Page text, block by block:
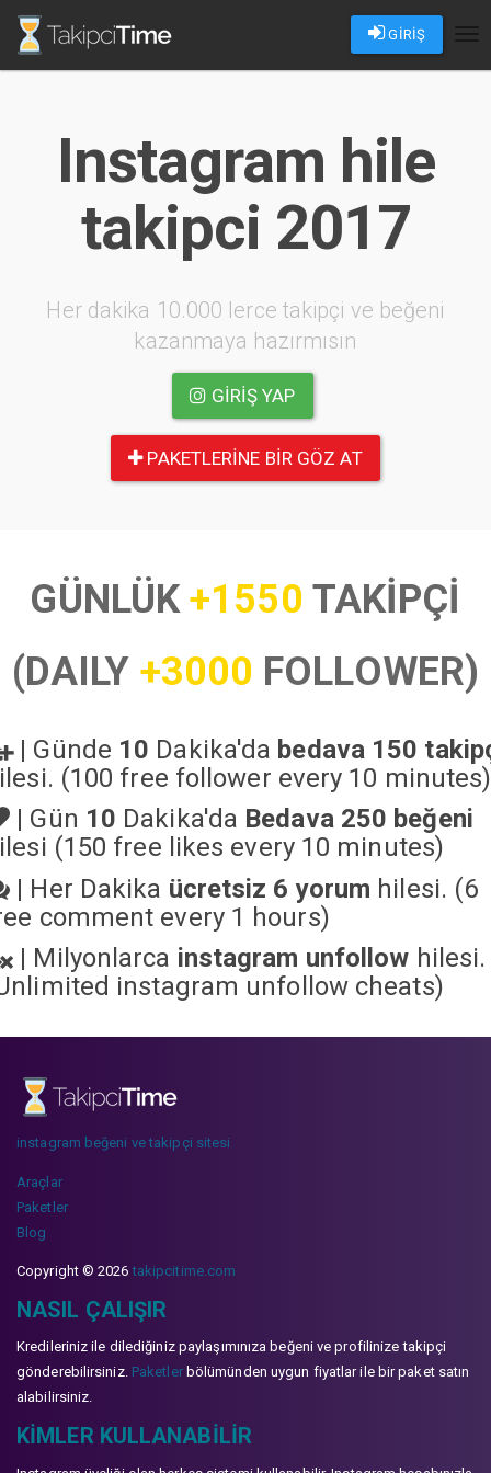
GİRİŞ
Instagram hile
takipci 2017
Her dakika 10.000 lerce takipçi ve beğeni
kazanmaya hazırmısın
GIRIŞ YAP
PAKETLERINE BIR GÖZ AT
GÜNLÜK+1550 TAKİPÇİ
(DAILY +3000 FOLLOWER)
| Günde 10 Dakika'da bedava 150
(100 free follower every 10 minutes)
| Gün 10 Dakika'da Bedava 250 beğeni
(150 free likes every 10 minutes)
| Her Dakika ücretsiz 6 yorum hilesi. (6
comment every 1 hours)
| Milyonlarca instagram unfollow hilesi.
instagram unfollow cheats)
instagram beğeni ve takipçi sitesi
Araçlar
Paketler
Blog
Copyright © 2026takipcitime.com
NASIL ÇALIŞIR
Kredileriniz ile dilediğiniz paylaşımınıza beğeni ve profilinize takipçi
gönderebilirsiniz. Paketlerbölümünden uygun fiyatlar ile bir paket satın
alabilirsiniz.
KIMLER KULLANABILIR